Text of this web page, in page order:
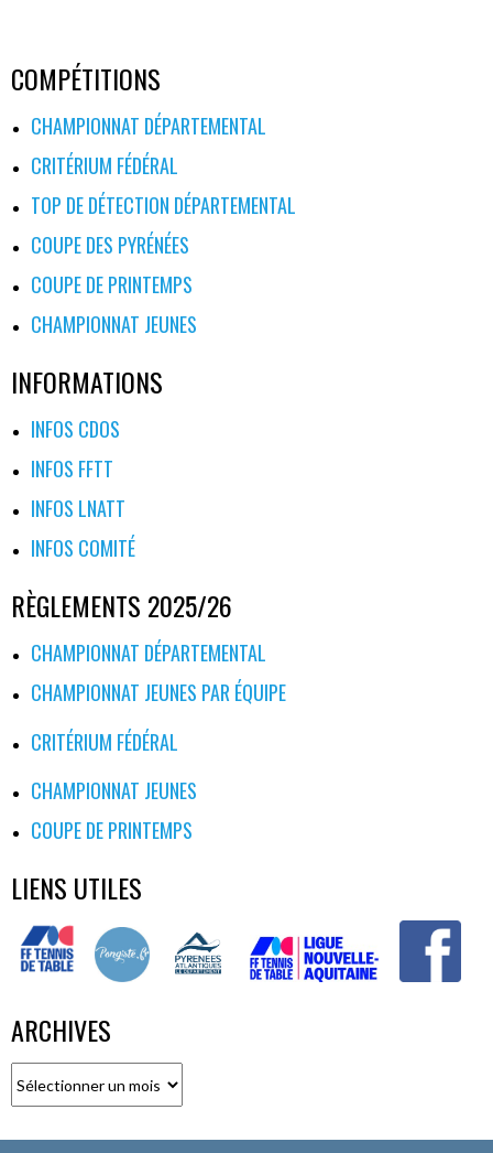
COMPÉTITIONS
CHAMPIONNAT DÉPARTEMENTAL
CRITÉRIUM FÉDÉRAL
TOP DE DÉTECTION DÉPARTEMENTAL
COUPE DES PYRÉNÉES
COUPE DE PRINTEMPS
CHAMPIONNAT JEUNES
INFORMATIONS
INFOS CDOS
INFOS FFTT
INFOS LNATT
INFOS COMITÉ
RÈGLEMENTS 2025/26
CHAMPIONNAT DÉPARTEMENTAL
CHAMPIONNAT JEUNES PAR ÉQUIPE
CRITÉRIUM FÉDÉRAL
CHAMPIONNAT JEUNES
COUPE DE PRINTEMPS
LIENS UTILES
ARCHIVES